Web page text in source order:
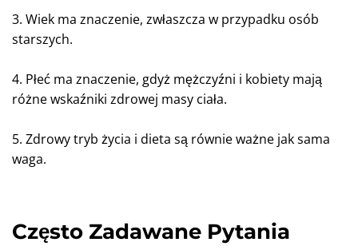
3. Wiek ma znaczenie, zwłaszcza w przypadku osób
starszych.
4. Płeć ma znaczenie, gdyż mężczyźni i kobiety mają
różne wskaźniki zdrowej masy ciała.
5. Zdrowy tryb życia i dieta są równie ważne jak sama
waga.
Często Zadawane Pytania